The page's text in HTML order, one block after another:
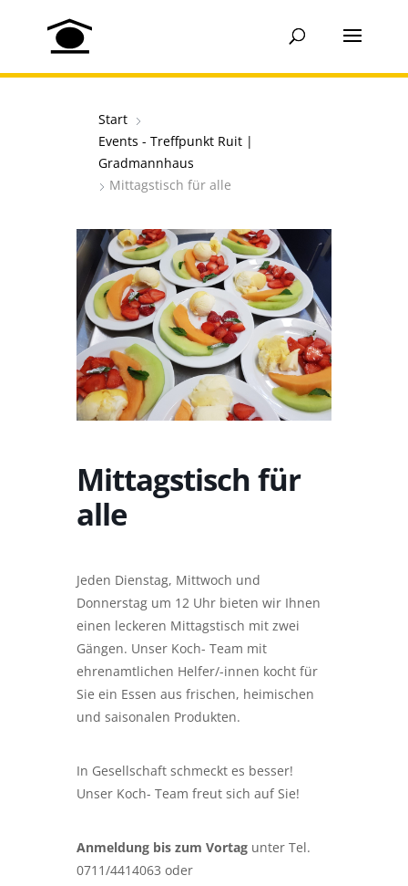
Start
Events - Treffpunkt Ruit |
Gradmannhaus
Mittagstisch für alle
Mittagstisch für
alle
Jeden Dienstag, Mittwoch und
Donnerstag um 12 Uhr bieten wir Ihnen
einen leckeren Mittagstisch mit zwei
Gängen. Unser Koch- Team mit
ehrenamtlichen Helfer/-innen kocht für
Sie ein Essen aus frischen, heimischen
und saisonalen Produkten.
In Gesellschaft schmeckt es besser!
Unser Koch- Team freut sich auf Sie!
Anmeldung bis zum Vortag unter Tel.
0711/4414063 oder